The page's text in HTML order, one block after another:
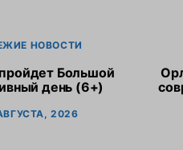
НОВОСТИ
Большой
день (6+)
2026